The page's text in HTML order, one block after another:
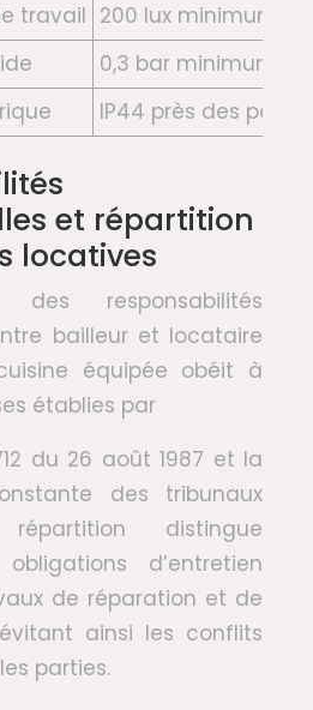
travail 200 lux minimum
0,3 bar minimum
IP44 près des points
et répartition
locatives
responsabilités
bailleur et locataire
équipée obéit à
établies par
du 26 août 1987 et la
des tribunaux
distingue
d’entretien
de réparation et de
ainsi les conflits
parties.